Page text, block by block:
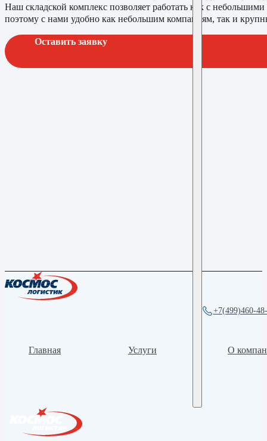
Наш складской комплекс позволяет работать как с
поэтому с нами удобно как небольшим компаниям, так и
Оставить заявку
+7(499)460-
Главная Услуги О